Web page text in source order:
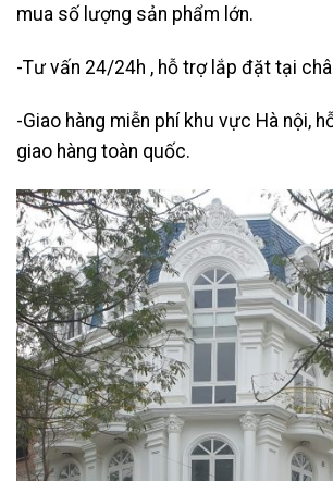
mua số lượng sản phẩm lớn.
-Tư vấn 24/24h , hỗ trợ lắp đặt tại
-Giao hàng miễn phí khu vực Hà nội,
giao hàng toàn quốc.